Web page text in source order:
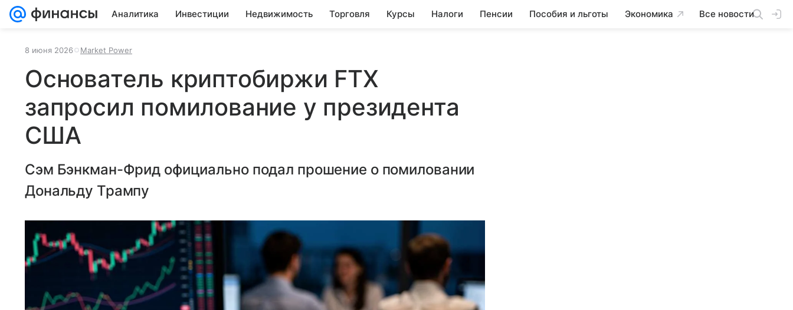
Аналитика Инвестиции Недвижимость Торговля Курсы Налоги Пенсии Пособия и льготы Экономика Все новости
8 июня 2026 Market Power
Основатель криптобиржи FTX
запросил помилование у президента
США
Сэм Бэнкман-Фрид официально подал прошение о помиловании
Дональду Трампу